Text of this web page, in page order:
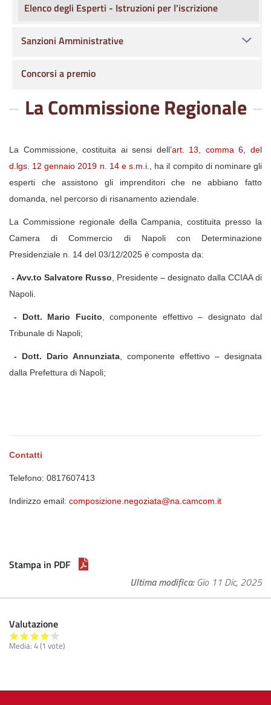
La Commissione Regionale
La Commissione, costituita ai sensi dell’art. 13, comma 6, del
d.lgs. 12 gennaio 2019 n. 14 e s.m.i.
, ha il compito di nominare gli
esperti che assistono gli imprenditori che ne abbiano fatto
domanda, nel percorso di risanamento aziendale.
La Commissione regionale della Campania, costituita presso la
Camera di Commercio di Napoli con Determinazione
Presidenziale n. 14 del 03/12/2025 è composta da:
- Avv.to Salvatore Russo , Presidente – designato dalla CCIAA di
Napoli.
- Dott. Mario Fucito , componente effettivo– designato dal
Tribunale di Napoli;
- Dott. Dario Annunziata , componente effettivo – designata
dalla Prefettura di Napoli;
Contatti
Telefono: 0817607413
Indirizzo email: composizione.negoziata@na.camcom.it
Stampa in PDF
Ultima modifica Gio 11 Dic, 2025
Valutazione
Media: 4(1 vote)
Elenco degli Esperti - Istruzioni per l'iscrizione
Sanzioni Amministrative
Concorsi a premio